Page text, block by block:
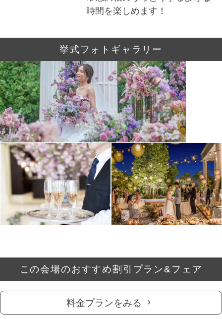
時間を楽しめます！
挙式フォトギャラリー
この会場のおすすめ割引プラン&フェア
料金プランをみる